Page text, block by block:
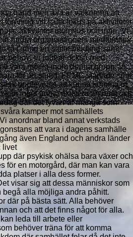
hand men alla är välkomna att
förening vill sätta fokus på aktiviteter
aktiviteter utomhus och inne. Vi
andra organisationers medlemmar
få i gång en stötte biodling samt
behov. Vi jobbar också med
vara möjlig inom denna grupp. Vi
för en stund. FPMC startade som
upplevelse att kunna komma ut
kan inget annat existera än nuet och
där det tyvärr är många som
kamper mot samhällets
anordnar bland annat verkstads
att vara i dagens samhälle
även England och andra länder
livet
där psykisk ohälsa bara växer och
för en motorgård, där man kan vara
platser i alla dess former.
visar sig att dessa människor som
alla möjliga andra påhitt.
där på bästa sätt. Alla behöver
och att det finns något för alla.
leda till arbete eller
behöver träna för att komma